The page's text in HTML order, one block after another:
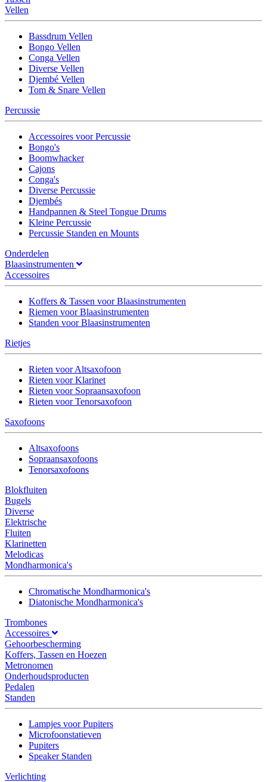
Vellen
Bassdrum Vellen
Bongo Vellen
Conga Vellen
Diverse Vellen
Djembé Vellen
Tom & Snare Vellen
Percussie
Accessoires voor Percussie
Bongo's
Boomwhacker
Cajons
Conga's
Diverse Percussie
Djembés
Handpannen & Steel Tongue Drums
Kleine Percussie
Percussie Standen en Mounts
Onderdelen
Blaasinstrumenten
Accessoires
Koffers & Tassen voor Blaasinstrumenten
Riemen voor Blaasinstrumenten
Standen voor Blaasinstrumenten
Rietjes
Rieten voor Altsaxofoon
Rieten voor Klarinet
Rieten voor Sopraansaxofoon
Rieten voor Tenorsaxofoon
Saxofoons
Altsaxofoons
Sopraansaxofoons
Tenorsaxofoons
Blokfluiten
Bugels
Diverse
Elektrische
Fluiten
Klarinetten
Melodicas
Mondharmonica's
Chromatische Mondharmonica's
Diatonische Mondharmonica's
Trombones
Accessoires
Gehoorbescherming
Koffers, Tassen en Hoezen
Metronomen
Onderhoudsproducten
Pedalen
Standen
Lampjes voor Pupiters
Microfoonstatieven
Pupiters
Speaker Standen
Verlichting